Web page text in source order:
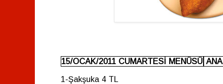
15/OCAK/2011 CUMARTESİ MENÜSÜ
1-Şakşuka 4 TL